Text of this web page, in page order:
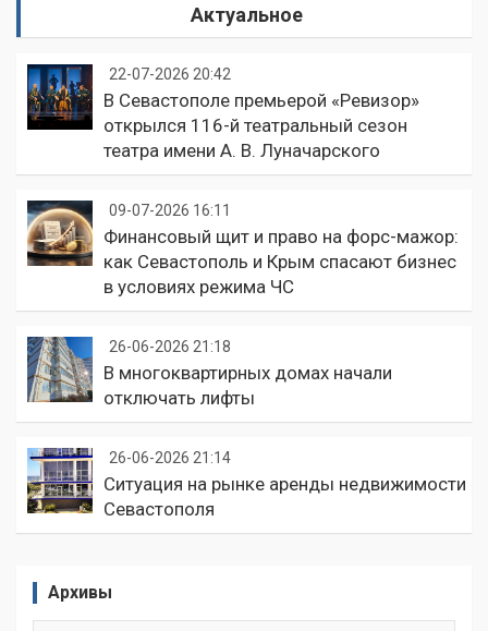
Актуальное
22-07-2026 20:42
В Севастополе премьерой «Ревизор»
открылся 116-й театральный сезон
театра имени А. В. Луначарского
09-07-2026 16:11
Финансовый щит и право на форс-мажор:
как Севастополь и Крым спасают бизнес
в условиях режима ЧС
26-06-2026 21:18
В многоквартирных домах начали
отключать лифты
26-06-2026 21:14
Ситуация на рынке аренды недвижимости
Севастополя
Архивы